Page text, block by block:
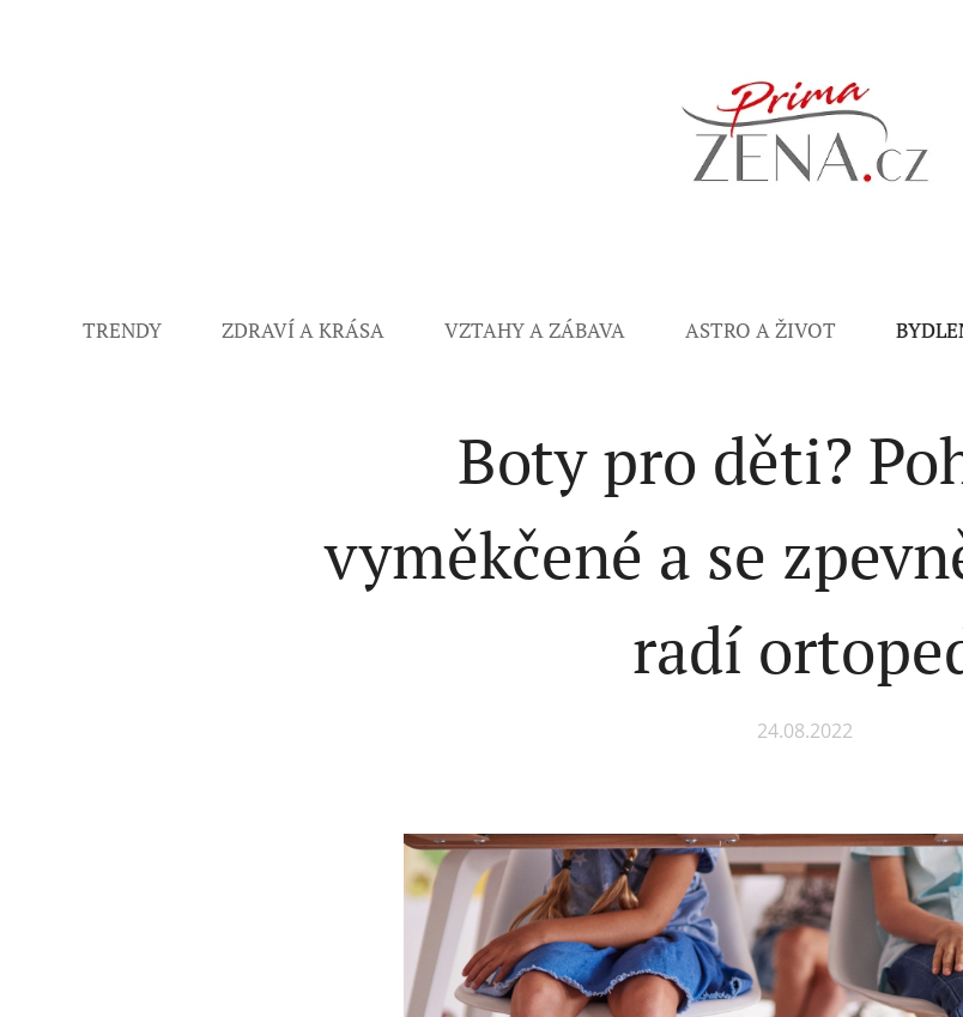
TRENDY ZDRAVÍ A KRÁSA VZTAHY A ZÁBAVA ASTRO A ŽIVOT
Boty pro děti?
vyměkčené a se
radí
24.08.2022